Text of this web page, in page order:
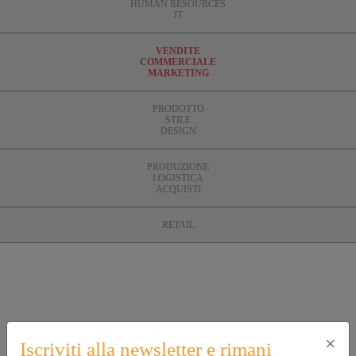
Iscriviti alla newsletter e rimani
×
HUMAN RESOURCES
IT
PRODOTTO
STILE
DESIGN
PRODUZIONE
LOGISTICA
ACQUISTI
RETAIL
VENDITE
COMMERCIALE
MARKETING